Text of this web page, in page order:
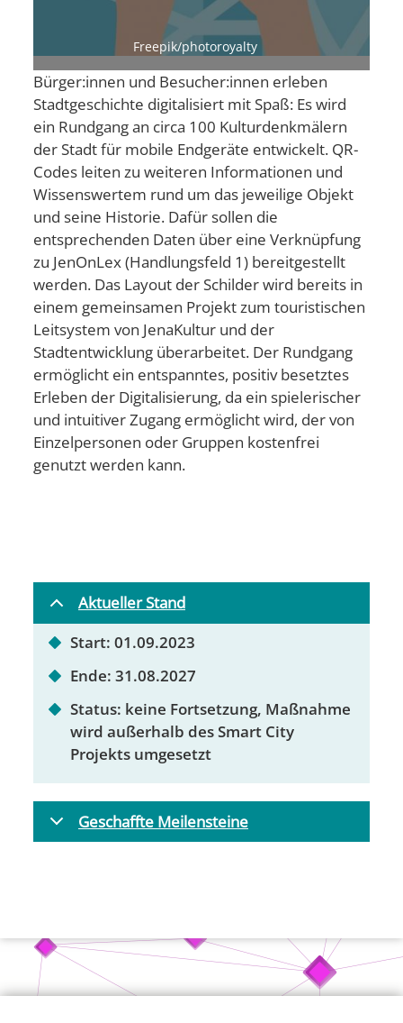
Freepik/photoroyalty
Bürger:innen und Besucher:innen erleben
Stadtgeschichte digitalisiert mit Spaß: Es wird
ein Rundgang an circa 100 Kulturdenkmälern
der Stadt für mobile Endgeräte entwickelt. QR-
Codes leiten zu weiteren Informationen und
Wissenswertem rund um das jeweilige Objekt
und seine Historie. Dafür sollen die
entsprechenden Daten über eine Verknüpfung
zu JenOnLex(Handlungsfeld 1) bereitgestellt
werden. Das Layout der Schilder wird bereits in
einem gemeinsamen Projekt zum touristischen
Leitsystem von JenaKultur und der
Stadtentwicklung überarbeitet. Der Rundgang
ermöglicht ein entspanntes, positiv besetztes
Erleben der Digitalisierung, da ein spielerischer
und intuitiver Zugang ermöglicht wird, der von
Einzelpersonen oder Gruppen kostenfrei
genutzt werden kann.
Aktueller Stand
Start: 01.09.2023
Ende: 31.08.2027
Status: keine Fortsetzung, Maßnahme
wird außerhalb des Smart City
Projekts umgesetzt
Geschaffte Meilensteine